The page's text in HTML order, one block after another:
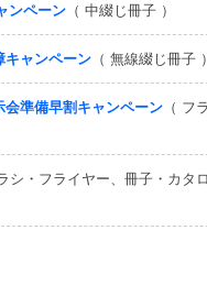
ンペーン （ 中綴じ冊子 ）
キャンペーン （ 無線綴じ冊子
会準備早割キャンペーン （ フ
シ・フライヤー、冊子・カタ